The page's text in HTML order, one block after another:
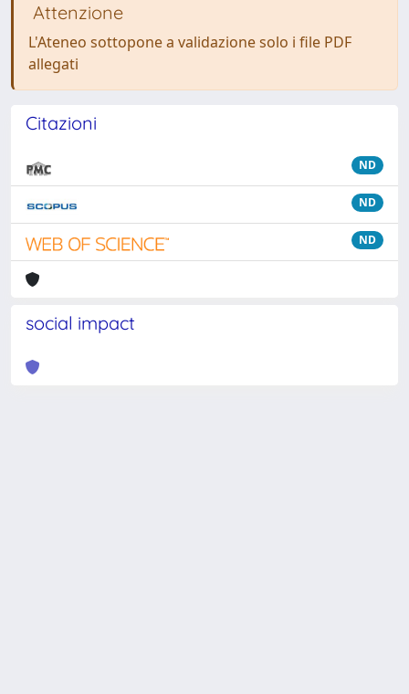
Attenzione
L'Ateneo sottopone a validazione solo i file PDF
allegati
Citazioni
ND
ND
ND
social impact